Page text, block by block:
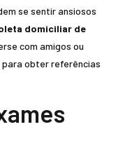
se sentir ansiosos
domiciliar de
com amigos ou
para obter referências